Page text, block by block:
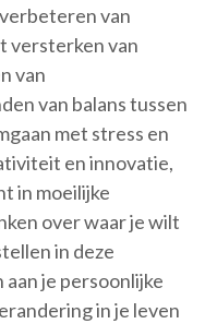
van
versterken van
van
van balans tussen
met stress en
en innovatie,
in moeilijke
over waar je wilt
in deze
je persoonlijke
in je leven